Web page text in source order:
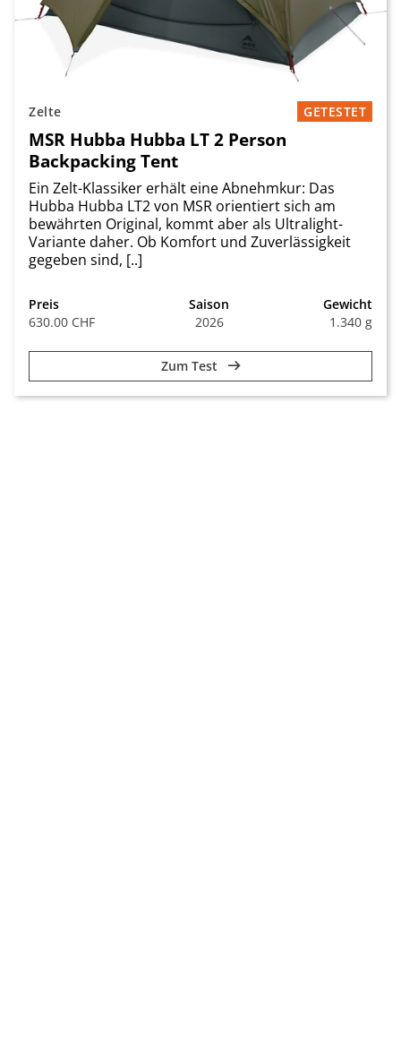
Zelte GETESTET
MSR Hubba Hubba LT 2 Person
Backpacking Tent
Ein Zelt-Klassiker erhält eine Abnehmkur: Das
Hubba Hubba LT2 von MSR orientiert sich am
bewährten Original, kommt aber als Ultralight-
Variante daher. Ob Komfort und Zuverlässigkeit
gegeben sind, [..]
Preis
630.00 CHF
Saison
2026
Gewicht
1.340 g
Zum Test